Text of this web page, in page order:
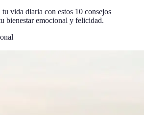
vida diaria con estos 10 consejos
bienestar emocional y felicidad.